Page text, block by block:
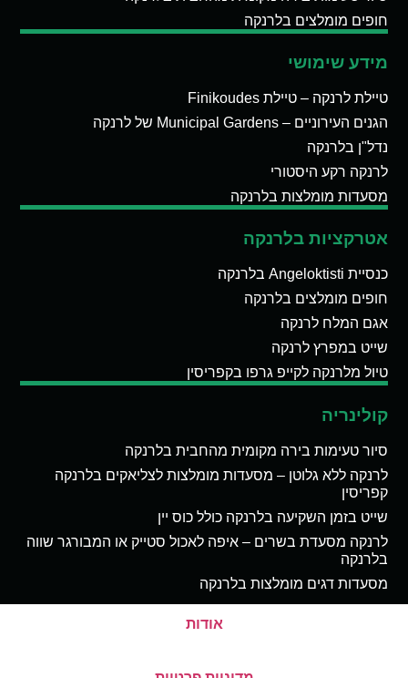
חופים מומלצים בלרנקה
מידע שימושי
טיילת לרנקה – טיילת Finikoudes
הגנים העירוניים – Municipal Gardens של לרנקה
נדל"ן בלרנקה
לרנקה רקע היסטורי
מסעדות מומלצות בלרנקה
אטרקציות בלרנקה
כנסיית Angeloktisti בלרנקה
חופים מומלצים בלרנקה
אגם המלח לרנקה
שייט במפרץ לרנקה
טיול מלרנקה לקייפ גרפו בקפריסין
קולינריה
סיור טעימות בירה מקומית מהחבית בלרנקה
לרנקה ללא גלוטן – מסעדות מומלצות לצליאקים בלרנקה
קפריסין
שייט בזמן השקיעה בלרנקה כולל כוס יין
לרנקה מסעדת בשרים – איפה לאכול סטייק או המבורגר שווה
בלרנקה
מסעדות דגים מומלצות בלרנקה
אודות